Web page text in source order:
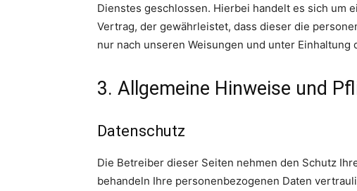
Dienstes geschlossen. Hierbei handelt es sich um
Vertrag, der gewährleistet, dass dieser die
nur nach unseren Weisungen und unter Einhaltung
3. Allgemeine Hinweise und
Datenschutz
Die Betreiber dieser Seiten nehmen den Schutz
behandeln Ihre personenbezogenen Daten